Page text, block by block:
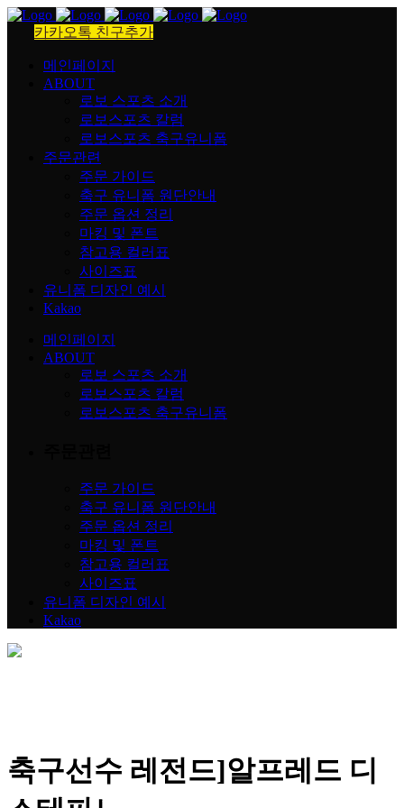
카카오톡 친구추가
메인페이지
ABOUT
로보 스포츠 소개
로보스포츠 칼럼
로보스포츠 축구유니폼
주문관련
주문 가이드
축구 유니폼 원단안내
주문 옵션 정리
마킹 및 폰트
참고용 컬러표
사이즈표
유니폼 디자인 예시
Kakao
메인페이지
ABOUT
로보 스포츠 소개
로보스포츠 칼럼
로보스포츠 축구유니폼
주문 가이드
축구 유니폼 원단안내
주문 옵션 정리
마킹 및 폰트
참고용 컬러표
사이즈표
유니폼 디자인 예시
Kakao
축구선수 레전드]알프레드 디